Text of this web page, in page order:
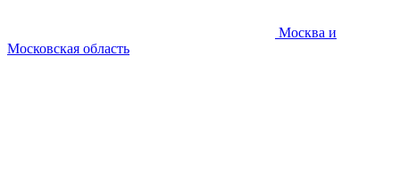
Москва и
Московская область